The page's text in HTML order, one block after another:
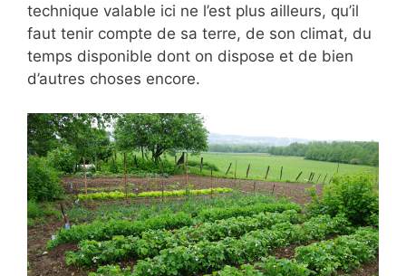
technique valable ici ne l’est plus ailleurs, qu’il
faut tenir compte de sa terre, de son climat, du
temps disponible dont on dispose et de bien
d’autres choses encore.